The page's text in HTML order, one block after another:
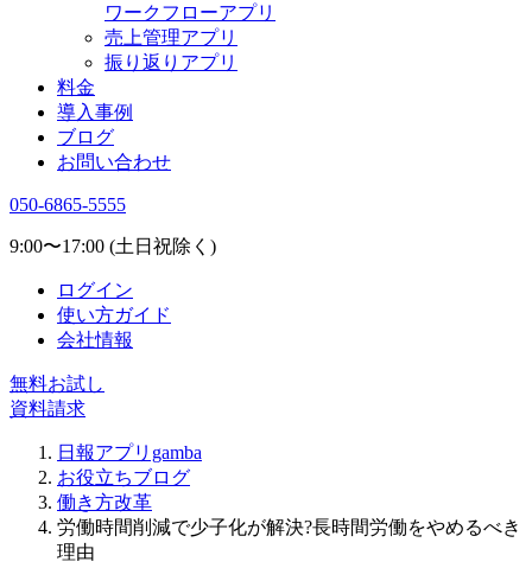
ワークフローアプリ
売上管理アプリ
振り返りアプリ
料金
導入事例
ブログ
お問い合わせ
050-6865-5555
9:00〜17:00 (土日祝除く)
ログイン
使い方ガイド
会社情報
無料お試し
資料請求
日報アプリgamba
お役立ちブログ
働き方改革
労働時間削減で少子化が解決?長時間労働をやめるべき
理由